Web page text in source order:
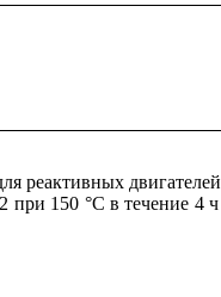
реактивных
при 150 °С в течение 4